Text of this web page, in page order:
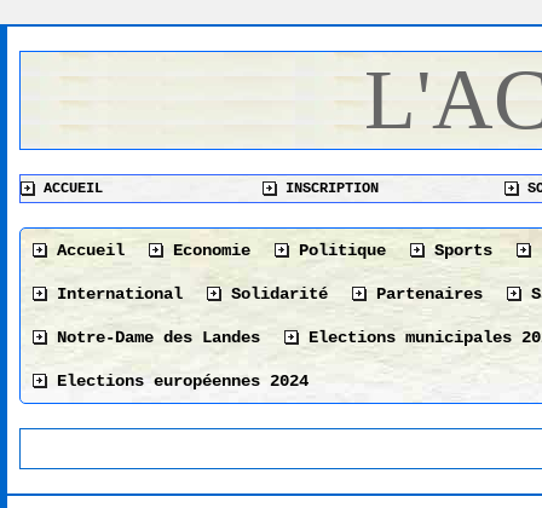
ACCUEIL INSCRIPTION
Accueil Economie Politique Sports
International Solidarité Partenaires
Notre-Dame des Landes Elections municipales
Elections européennes 2024